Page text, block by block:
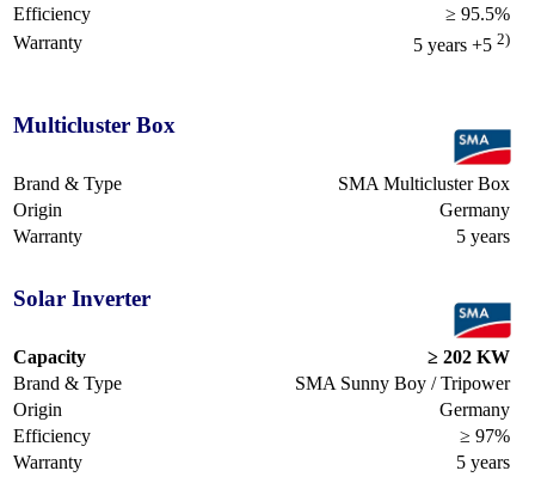
Efficiency
≥ 95.5%
Warranty
5 years +5 2)
Multicluster Box
Brand & Type
SMA Multicluster Box
Origin
Germany
Warranty
5 years
Solar Inverter
Capacity
≥ 202 KW
Brand & Type
SMA Sunny Boy / Tripower
Origin
Germany
Efficiency
≥ 97%
Warranty
5 years